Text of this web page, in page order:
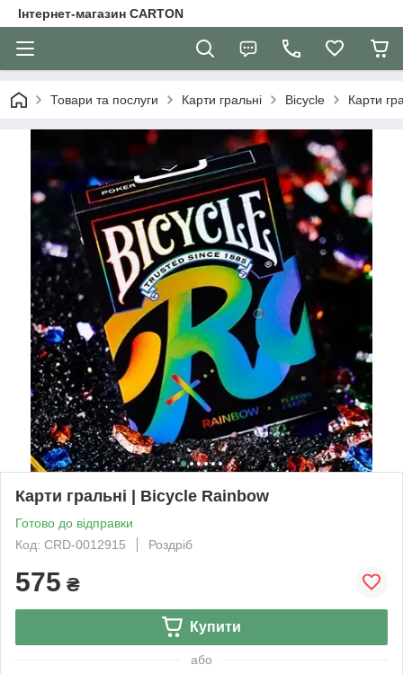
Інтернет-магазин CARTON
Товари та послуги Карти гральні Bicycle Карти
Карти гральні | Bicycle Rainbow
Готово до відправки
Код: CRD-0012915
Роздріб
575 ₴
Купити
або